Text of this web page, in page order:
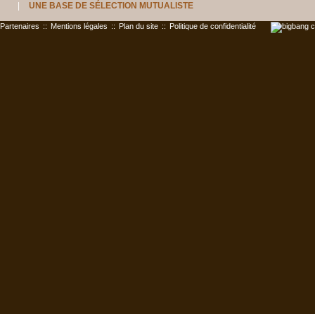
UNE BASE DE SÉLECTION MUTUALISTE
Partenaires :: Mentions légales :: Plan du site :: Politique de confidentialité